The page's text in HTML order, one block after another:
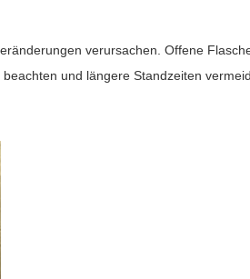
verursachen. Offene
und längere Standzeiten